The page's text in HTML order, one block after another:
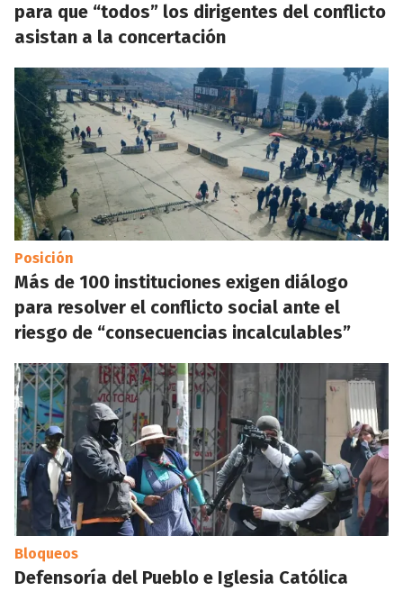
para que “todos” los dirigentes del conflicto
asistan a la concertación
Posición
Más de 100 instituciones exigen diálogo
para resolver el conflicto social ante el
riesgo de “consecuencias incalculables”
Bloqueos
Defensoría del Pueblo e Iglesia Católica